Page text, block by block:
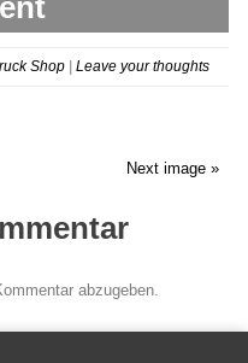
Shop Leave your thoughts
Next image »
abzugeben.